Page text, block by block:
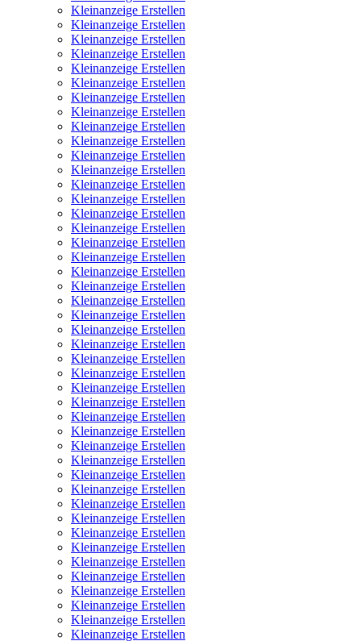
Kleinanzeige Erstellen
Kleinanzeige Erstellen
Kleinanzeige Erstellen
Kleinanzeige Erstellen
Kleinanzeige Erstellen
Kleinanzeige Erstellen
Kleinanzeige Erstellen
Kleinanzeige Erstellen
Kleinanzeige Erstellen
Kleinanzeige Erstellen
Kleinanzeige Erstellen
Kleinanzeige Erstellen
Kleinanzeige Erstellen
Kleinanzeige Erstellen
Kleinanzeige Erstellen
Kleinanzeige Erstellen
Kleinanzeige Erstellen
Kleinanzeige Erstellen
Kleinanzeige Erstellen
Kleinanzeige Erstellen
Kleinanzeige Erstellen
Kleinanzeige Erstellen
Kleinanzeige Erstellen
Kleinanzeige Erstellen
Kleinanzeige Erstellen
Kleinanzeige Erstellen
Kleinanzeige Erstellen
Kleinanzeige Erstellen
Kleinanzeige Erstellen
Kleinanzeige Erstellen
Kleinanzeige Erstellen
Kleinanzeige Erstellen
Kleinanzeige Erstellen
Kleinanzeige Erstellen
Kleinanzeige Erstellen
Kleinanzeige Erstellen
Kleinanzeige Erstellen
Kleinanzeige Erstellen
Kleinanzeige Erstellen
Kleinanzeige Erstellen
Kleinanzeige Erstellen
Kleinanzeige Erstellen
Kleinanzeige Erstellen
Kleinanzeige Erstellen